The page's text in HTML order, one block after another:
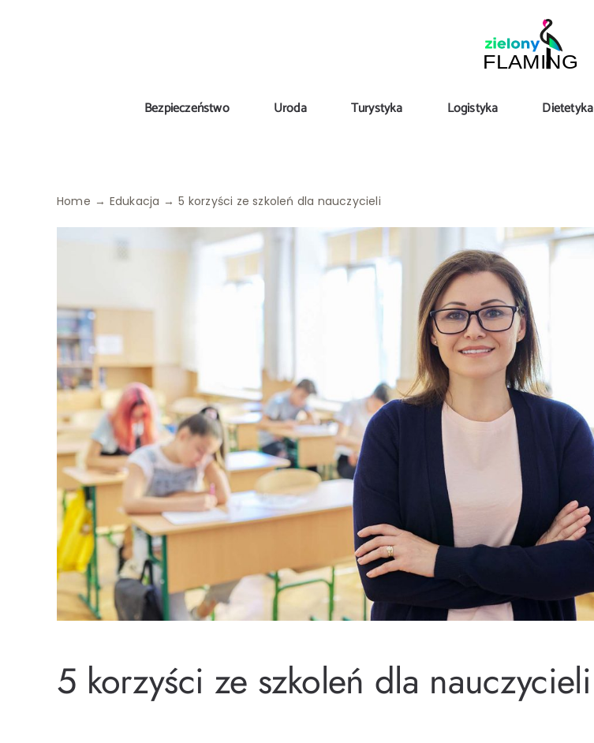
Bezpieczeństwo Uroda Turystyka Logistyka Dietetyka
Home Edukacja 5 korzyści ze szkoleń dla nauczycieli
5 korzyści ze szkoleń dla nauczycieli